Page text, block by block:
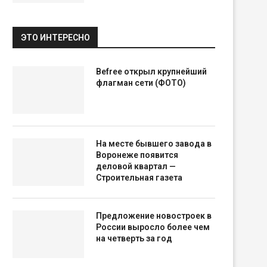
ЭТО ИНТЕРЕСНО
Befree открыл крупнейший
флагман сети (ФОТО)
На месте бывшего завода в
Воронеже появится
деловой квартал —
Строительная газета
Предложение новостроек в
России выросло более чем
на четверть за год